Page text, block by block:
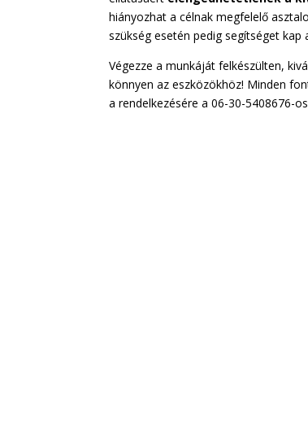
hiányozhat a célnak megfelelő
szükség esetén pedig segítséget kap
Végezze a munkáját felkészülten,
könnyen az eszközökhöz! Minden
a rendelkezésére a 06-30-5408676-